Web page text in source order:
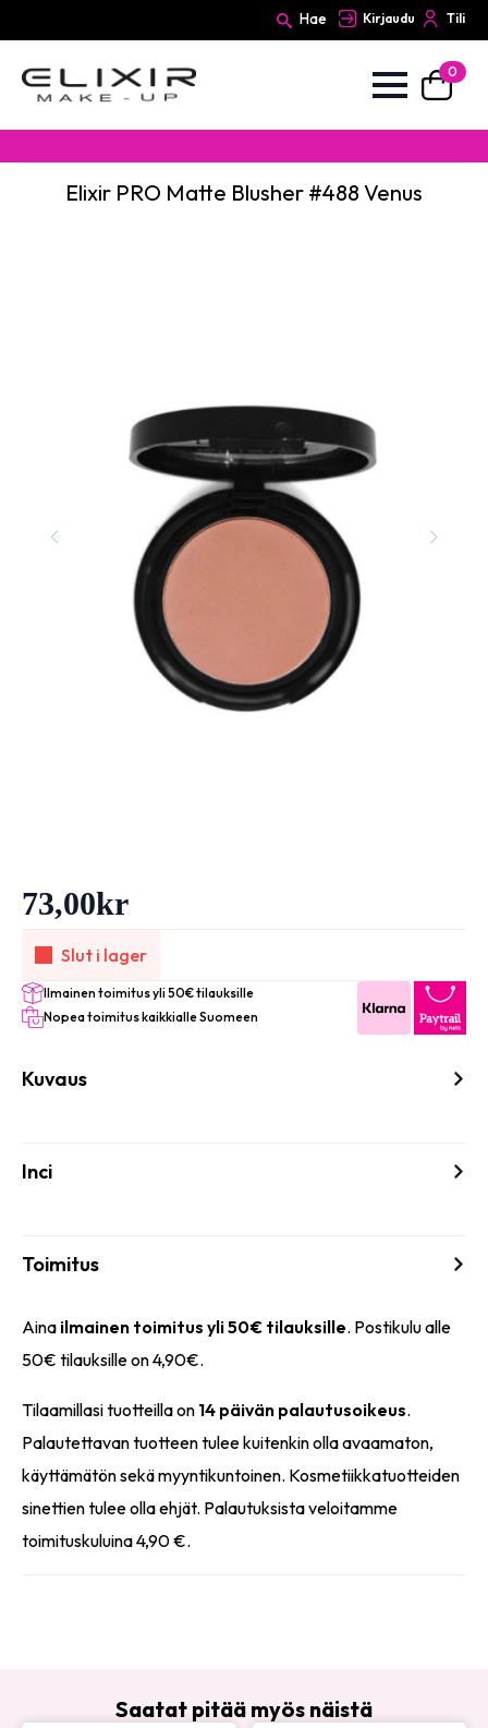
Hae Kirjaudu Tili
0
Elixir PRO Matte Blusher #488 Venus
73,00kr
Slut i lager
Ilmainen toimitus yli 50€ tilauksille
Nopea toimitus kaikkialle Suomeen
Kuvaus
Inci
Toimitus
Aina ilmainen toimitus yli 50€ tilauksille. Postikulu alle
50€ tilauksille on 4,90€.
Tilaamillasi tuotteilla on 14 päivän palautusoikeus.
Palautettavan tuotteen tulee kuitenkin olla avaamaton,
käyttämätön sekä myyntikuntoinen. Kosmetiikkatuotteiden
sinettien tulee olla ehjät. Palautuksista veloitamme
toimituskuluina 4,90 €.
Saatat pitää myös näistä